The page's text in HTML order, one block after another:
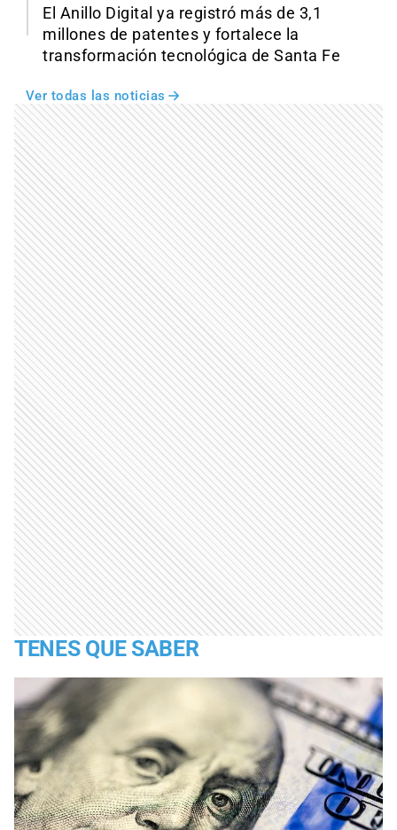
El Anillo Digital ya registró más de 3,1
millones de patentes y fortalece la
transformación tecnológica de Santa Fe
Ver todas las noticias
TENES QUE SABER